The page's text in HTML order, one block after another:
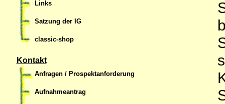
Links
Satzung der IG
classic-shop
Kontakt
Anfragen / Prospektanforderung
Aufnahmeantrag